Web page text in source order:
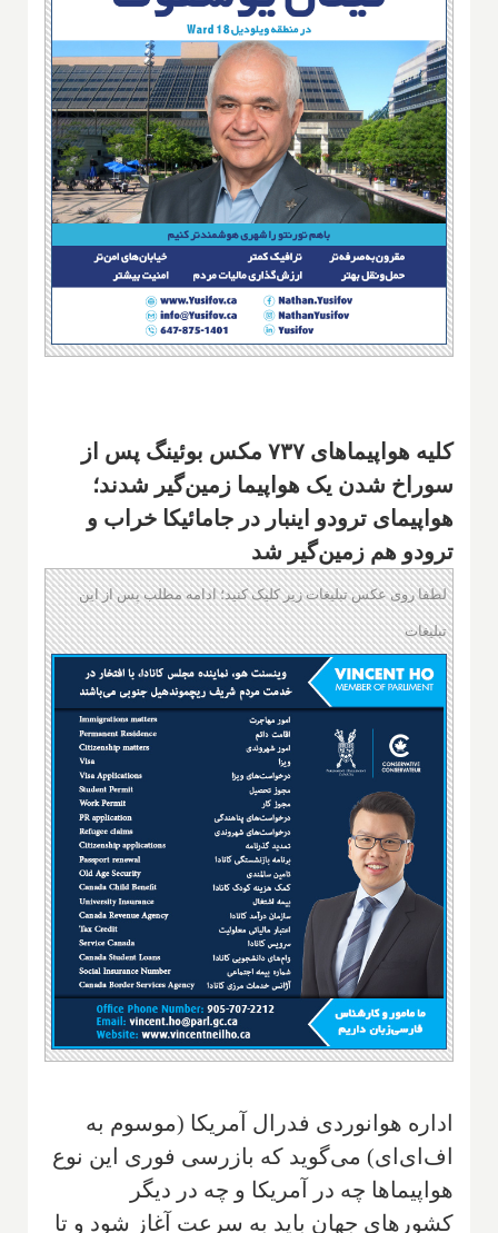
کلیه هواپیماهای ۷۳۷ مکس بوئینگ پس از
سوراخ شدن یک هواپیما زمین‌گیر شدند؛
هواپیمای ترودو اینبار در جامائیکا خراب و
ترودو هم زمین‌گیر شد
لطفا روی عکس تبلیغات زیر کلیک کنید؛ ادامه مطلب پس از این
تبلیغات
اداره هوانوردی فدرال آمریکا (موسوم به
اف‌ای‌ای) می‌گوید که بازرسی فوری این نوع
هواپیماها چه در آمریکا و چه در دیگر
کشورهای جهان باید به سرعت آغاز شود و تا